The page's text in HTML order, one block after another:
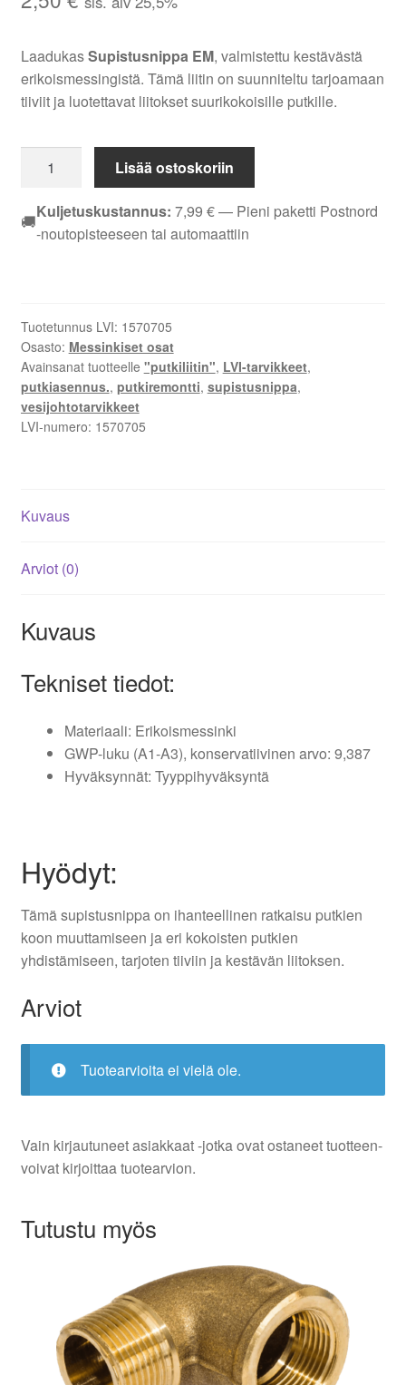
LaadukasSupistusnippa EM, valmistettu kestävästä
erikoismessingistä. Tämä liitin on suunniteltu tarjoamaan
tiiviit ja luotettavat liitokset suurikokoisille putkille.
SUPISTUSNIPPA
DN
15X8
Lisää ostoskoriin
🚚Kuljetuskustannus: 7,99 €— Pieni paketti Postnord
-noutopisteeseen tai automaattiin
Tuotetunnus LVI: 1570705
Osasto: Messinkiset osat
Avainsanat tuotteelle "putkiliitin", LVI-tarvikkeet,
putkiasennus., putkiremontti, supistusnippa,
vesijohtotarvikkeet
LVI-numero: 1570705
Kuvaus
Arviot (0)
Kuvaus
Tekniset tiedot:
Materiaali: Erikoismessinki
GWP-luku (A1-A3), konservatiivinen arvo: 9,387
Hyväksynnät: Tyyppihyväksyntä
Hyödyt:
Tämä supistusnippa on ihanteellinen ratkaisu putkien
koon muuttamiseen ja eri kokoisten putkien
yhdistämiseen, tarjoten tiiviin ja kestävän liitoksen.
Arviot
Tuotearvioita ei vielä ole.
Vain kirjautuneet asiakkaat -jotka ovat ostaneet tuotteen-
voivat kirjoittaa tuotearvion.
Tutustu myös